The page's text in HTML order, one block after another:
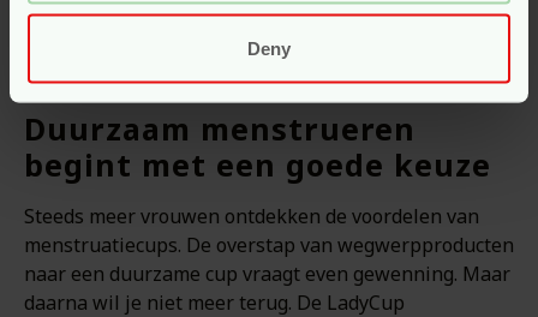
Deny
veranderen in een comfortabele, duurzame ervaring –
Duurzaam menstrueren
begint met een goede keuze
Steeds meer vrouwen ontdekken de voordelen van
menstruatiecups. De overstap van wegwerpproducten
naar een duurzame cup vraagt even gewenning. Maar
daarna wil je niet meer terug. De LadyCup